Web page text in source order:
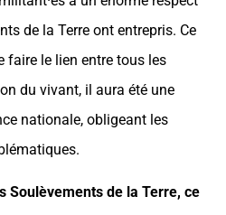
de la Terre ont entrepris. Ce
faire le lien entre tous les
du vivant, il aura été une
nationale, obligeant les
Soulèvements de la Terre, ce